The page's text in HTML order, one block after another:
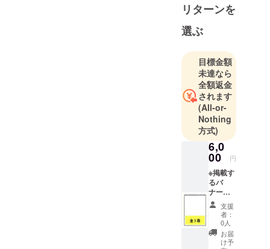
発売してい
ます。新潟
で頑張る中
小・ベン
チャー企業
を紹介して
いるほか、
マッチング
につながる
情報などを
掲載してい
ます。
また、ｗｅ
ｂでも、ほ
ぼ毎日
ニュースを
配信してい
ます。
リターンを
選ぶ
目標金額
未達なら
全額返金
されます
(All-or-
Nothing
方式)
6,0
00 円
※掲載す
るバ
ナー
（縦75
ピクセ
ル×横
150ピク
セル）
支援
者：
0人
お届
け予